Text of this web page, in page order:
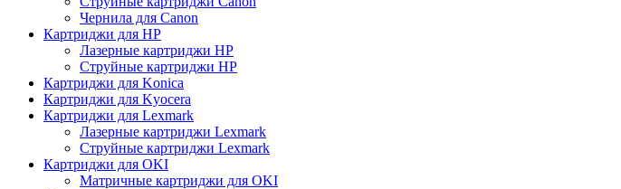
Чернила для Canon
Картриджи для HP
Лазерные картриджи HP
Струйные картриджи HP
Картриджи для Konica
Картриджи для Kyocera
Картриджи для Lexmark
Лазерные картриджи Lexmark
Струйные картриджи Lexmark
Картриджи для OKI
Матричные картриджи для OKI